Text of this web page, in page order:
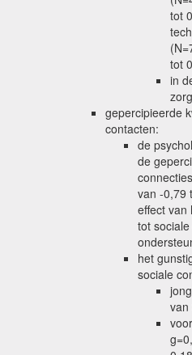
tot
tot
in
zorg
gepercipieerde
contacten:
de
de
van -0,79
effect van
tot
het
sociale
van